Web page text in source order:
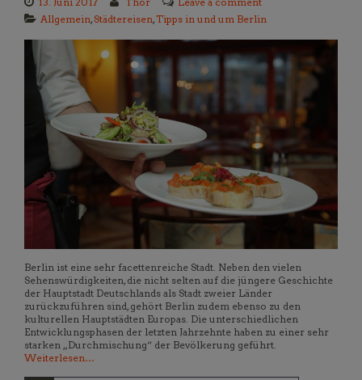
Allgemein,Städtereisen, Tipps in und um Berlin
Berlin ist eine sehr facettenreiche Stadt. Neben den vielen
Sehenswürdigkeiten, die nicht selten auf die jüngere Geschichte
der Hauptstadt Deutschlands als Stadt zweier Länder
zurückzuführen sind, gehört Berlin zudem ebenso zu den
kulturellen Hauptstädten Europas. Die unterschiedlichen
Entwicklungsphasen der letzten Jahrzehnte haben zu einer sehr
starken „Durchmischung“ der Bevölkerung geführt.
Weiterlesen…